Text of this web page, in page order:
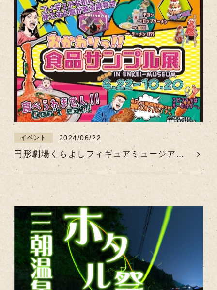
イベント 2024/06/22
円形劇場くらよしフィギュアミュージアム
特別展「おかわり！食品サンプル展」【令
和6年6月22日（土）～令和6年10月20日
（日）】